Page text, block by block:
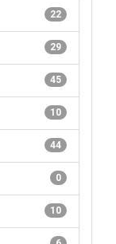
22
29
45
10
44
0
10